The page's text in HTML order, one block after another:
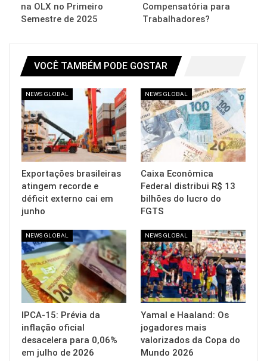
na OLX no Primeiro
Semestre de 2025
Compensatória para
Trabalhadores?
VOCÊ TAMBÉM PODE GOSTAR
NEWS GLOBAL
Exportações brasileiras
atingem recorde e
déficit externo cai em
junho
NEWS GLOBAL
Caixa Econômica
Federal distribui R$ 13
bilhões do lucro do
FGTS
NEWS GLOBAL
IPCA-15: Prévia da
inflação oficial
desacelera para 0,06%
em julho de 2026
NEWS GLOBAL
Yamal e Haaland: Os
jogadores mais
valorizados da Copa do
Mundo 2026